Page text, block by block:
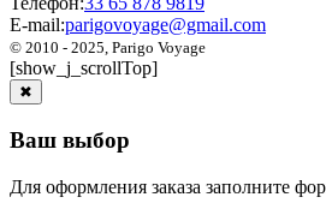
E-mail:parigovoyage@gmail.com
© 2010 - 2025, Parigo Voyage
[show_j_scrollTop]
✖
Ваш выбор
Для оформления заказа заполните